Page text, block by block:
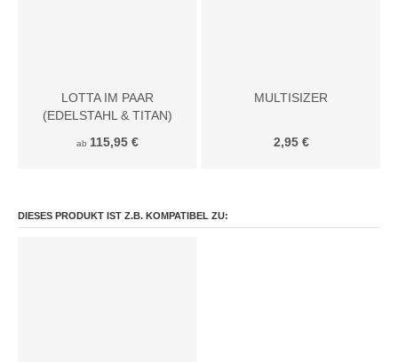
LOTTA IM PAAR
(EDELSTAHL & TITAN)
ab 115,95 €
MULTISIZER
2,95 €
DIESES PRODUKT IST Z.B. KOMPATIBEL ZU: